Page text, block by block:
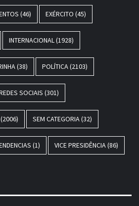
(46) EXÉRCITO (45)
INTERNACIONAL(1928)
(38) POLÍTICA(2103)
SOCIAIS (301)
(2006) SEM CATEGORIA(32)
(1) VICE PRESIDÊNCIA(86)